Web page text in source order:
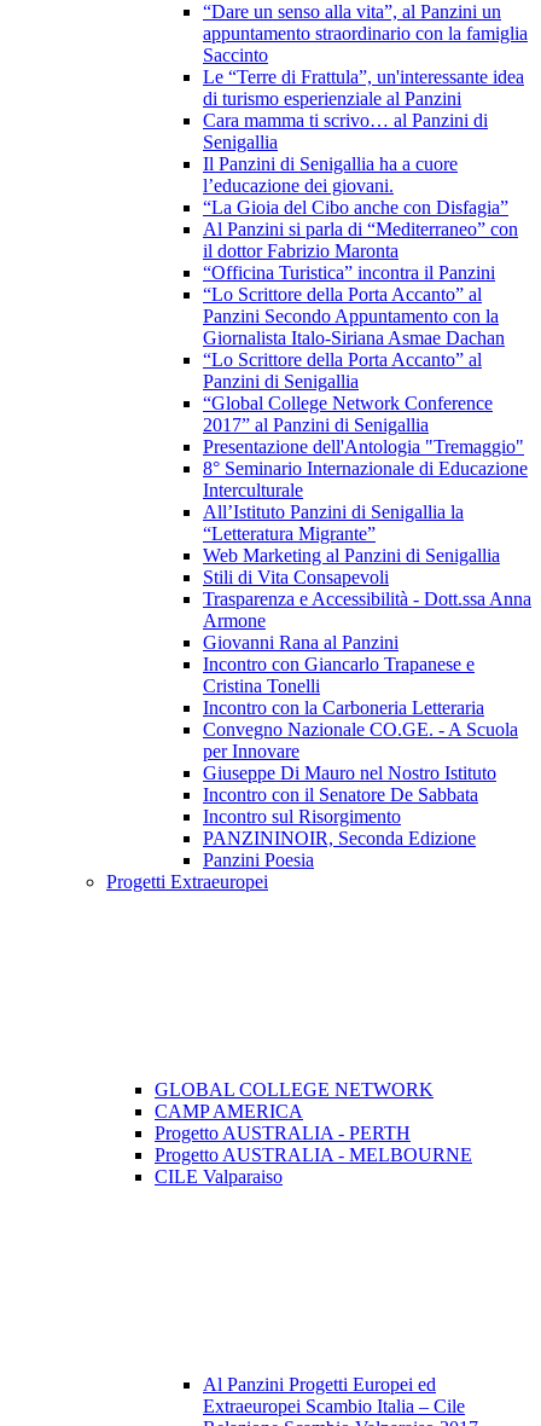
“Dare un senso alla vita”, al Panzini un
appuntamento straordinario con la famiglia
Saccinto
Le “Terre di Frattula”, un'interessante idea
di turismo esperienziale al Panzini
Cara mamma ti scrivo… al Panzini di
Senigallia
Il Panzini di Senigallia ha a cuore
l’educazione dei giovani.
“La Gioia del Cibo anche con Disfagia”
Al Panzini si parla di “Mediterraneo” con
il dottor Fabrizio Maronta
“Officina Turistica” incontra il Panzini
“Lo Scrittore della Porta Accanto” al
Panzini Secondo Appuntamento con la
Giornalista Italo-Siriana Asmae Dachan
“Lo Scrittore della Porta Accanto” al
Panzini di Senigallia
“Global College Network Conference
2017” al Panzini di Senigallia
Presentazione dell'Antologia "Tremaggio"
8° Seminario Internazionale di Educazione
Interculturale
All’Istituto Panzini di Senigallia la
“Letteratura Migrante”
Web Marketing al Panzini di Senigallia
Stili di Vita Consapevoli
Trasparenza e Accessibilità - Dott.ssa Anna
Armone
Giovanni Rana al Panzini
Incontro con Giancarlo Trapanese e
Cristina Tonelli
Incontro con la Carboneria Letteraria
Convegno Nazionale CO.GE. - A Scuola
per Innovare
Giuseppe Di Mauro nel Nostro Istituto
Incontro con il Senatore De Sabbata
Incontro sul Risorgimento
PANZININOIR, Seconda Edizione
Panzini Poesia
Progetti Extraeuropei
GLOBAL COLLEGE NETWORK
CAMP AMERICA
Progetto AUSTRALIA - PERTH
Progetto AUSTRALIA - MELBOURNE
CILE Valparaiso
Al Panzini Progetti Europei ed
Extraeuropei Scambio Italia – Cile